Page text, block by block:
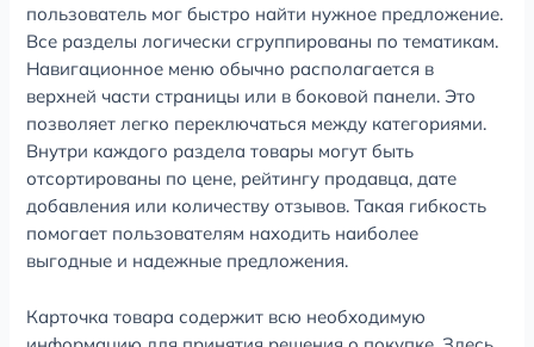
пользователь мог быстро найти нужное предложение.
Все разделы логически сгруппированы по тематикам.
Навигационное меню обычно располагается в
верхней части страницы или в боковой панели. Это
позволяет легко переключаться между категориями.
Внутри каждого раздела товары могут быть
отсортированы по цене, рейтингу продавца, дате
добавления или количеству отзывов. Такая гибкость
помогает пользователям находить наиболее
выгодные и надежные предложения.
Карточка товара содержит всю необходимую